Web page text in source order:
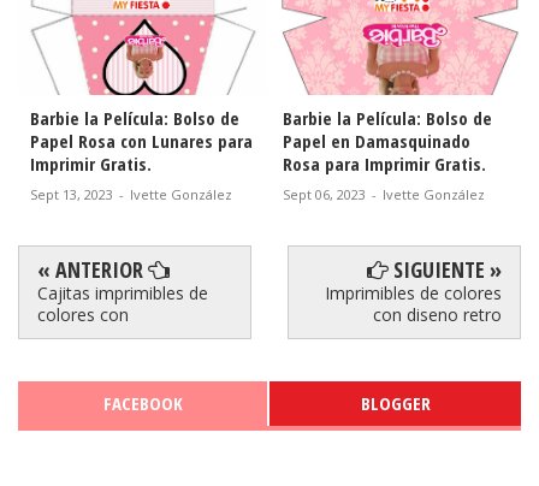
Barbie la Película: Bolso de
Papel Rosa con Lunares para
Imprimir Gratis.
Sept 13, 2023 - Ivette González
Barbie la Película: Bolso de
Papel en Damasquinado
Rosa para Imprimir Gratis.
Sept 06, 2023 - Ivette González
« ANTERIOR
Cajitas imprimibles de
colores con
SIGUIENTE »
Imprimibles de colores
con diseno retro
FACEBOOK BLOGGER